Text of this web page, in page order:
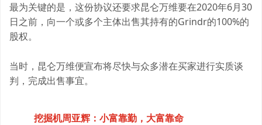
最为关键的是，这份协议还要求昆仑万维要在2020年6月30
日之前，向一个或多个主体出售其持有的Grindr的100%的
股权。
当时，昆仑万维便宣布将尽快与众多潜在买家进行实质谈
判，完成出售事宜。
挖掘机周亚辉：小富靠勤，大富靠命